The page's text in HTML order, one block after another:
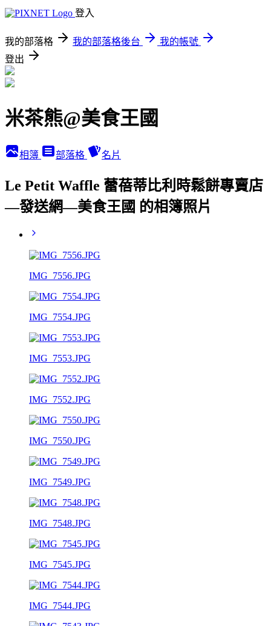
登入
我的部落格 我的部落格後台
我的帳號
登出
米茶熊@美食王國
相簿 部落格 名片
Le Petit Waffle 蕾蓓蒂比利時鬆餅專賣店
—發送網—美食王國 的相簿照片
IMG_7556.JPG
IMG_7554.JPG
IMG_7553.JPG
IMG_7552.JPG
IMG_7550.JPG
IMG_7549.JPG
IMG_7548.JPG
IMG_7545.JPG
IMG_7544.JPG